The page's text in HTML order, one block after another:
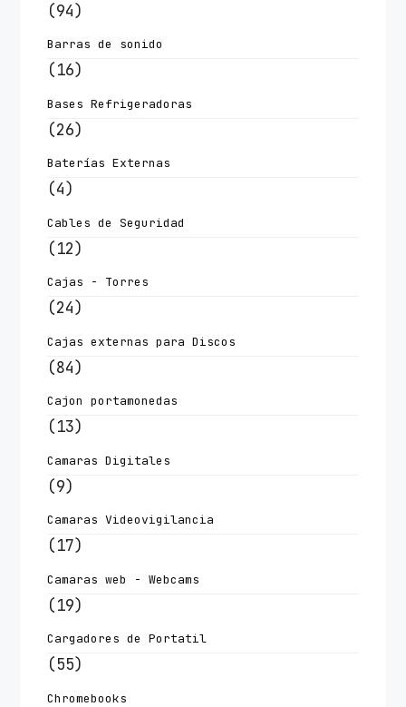
(94)
Barras de sonido
(16)
Bases Refrigeradoras
(26)
Baterías Externas
(4)
Cables de Seguridad
(12)
Cajas - Torres
(24)
Cajas externas para Discos
(84)
Cajon portamonedas
(13)
Camaras Digitales
(9)
Camaras Videovigilancia
(17)
Camaras web - Webcams
(19)
Cargadores de Portatil
(55)
Chromebooks